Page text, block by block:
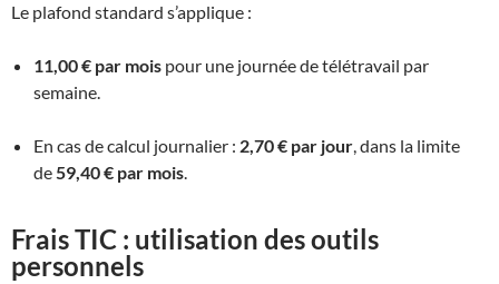
Le plafond standard s’applique :
11,00 € par mois pour une journée de télétravail par
semaine.
En cas de calcul journalier : 2,70 € par jour, dans la limite
de59,40 € par mois.
Frais TIC : utilisation des outils
personnels